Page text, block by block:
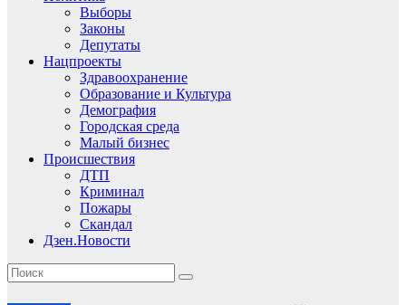
Выборы
Законы
Депутаты
Нацпроекты
Здравоохранение
Образование и Культура
Демография
Городская среда
Малый бизнес
Происшествия
ДТП
Криминал
Пожары
Скандал
Дзен.Новости